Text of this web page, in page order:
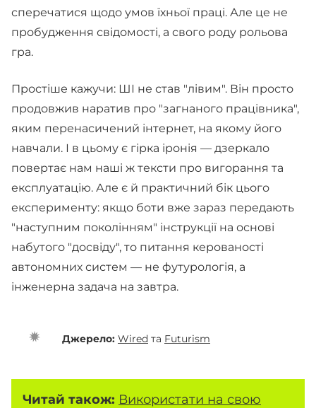
сперечатися щодо умов їхньої праці. Але це не
пробудження свідомості, а свого роду рольова
гра.
Простіше кажучи: ШІ не став "лівим". Він просто
продовжив наратив про "загнаного працівника",
яким перенасичений інтернет, на якому його
навчали. І в цьому є гірка іронія — дзеркало
повертає нам наші ж тексти про вигорання та
експлуатацію. Але є й практичний бік цього
експерименту: якщо боти вже зараз передають
"наступним поколінням" інструкції на основі
набутого "досвіду", то питання керованості
автономних систем — не футурологія, а
інженерна задача на завтра.
Джерело: Wired та Futurism
Читай також: Використати на свою